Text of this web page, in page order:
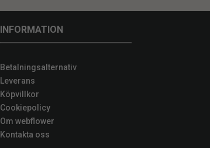
INFORMATION
Betalningsalternativ
Leverans
Köpvillkor
Cookiepolicy
Om webflower
Kontakta oss